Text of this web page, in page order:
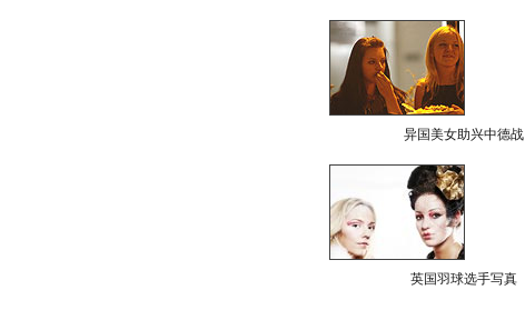
异国美女助兴中德战
英国羽球选手写真